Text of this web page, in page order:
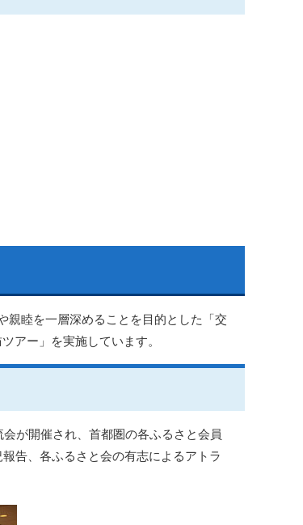
親睦を一層深めることを目的とした「交
アー」を実施しています。
が開催され、首都圏の各ふるさと会員
告、各ふるさと会の有志によるアトラ